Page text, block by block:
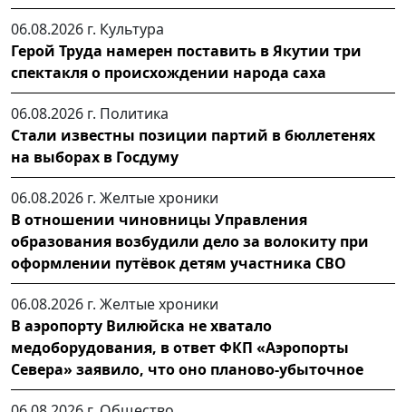
06.08.2026 г. Культура
Герой Труда намерен поставить в Якутии три
спектакля о происхождении народа саха
06.08.2026 г. Политика
Стали известны позиции партий в бюллетенях
на выборах в Госдуму
06.08.2026 г. Желтые хроники
В отношении чиновницы Управления
образования возбудили дело за волокиту при
оформлении путёвок детям участника СВО
06.08.2026 г. Желтые хроники
В аэропорту Вилюйска не хватало
медоборудования, в ответ ФКП «Аэропорты
Севера» заявило, что оно планово-убыточное